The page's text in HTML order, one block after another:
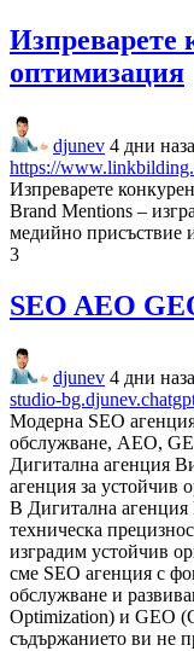
Изпреварете
оптимизация
djunev 4 дни
https://
Изпреварете
Brand Mentions –
медийно присъствие
3
SEO AEO
djunev 4 дни
studio-
Модерна SEO
обслужване, AEO,
Дигитална агенция
агенция за устойчив
В Дигитална агенция
техническа
изградим устойчив
сме SEO агенция с
обслужване и
Optimization) и GEO
съдържанието ви не